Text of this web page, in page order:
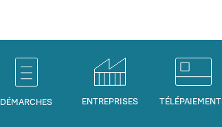
DÉMARCHES ENTREPRISES